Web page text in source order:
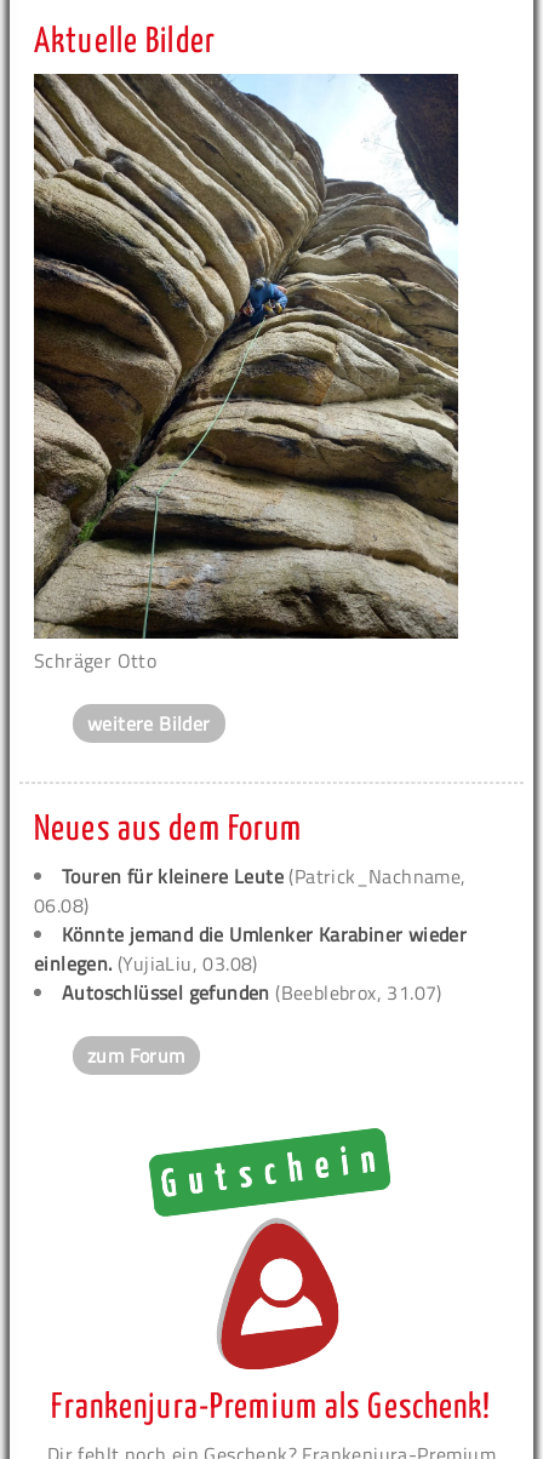
Aktuelle Bilder
Schräger Otto
weitere Bilder
Neues aus dem Forum
Touren für kleinere Leute (Patrick_Nachname,
06.08)
Könnte jemand die Umlenker Karabiner wieder
einlegen. (YujiaLiu, 03.08)
Autoschlüssel gefunden (Beeblebrox, 31.07)
zum Forum
Frankenjura-Premium als Geschenk!